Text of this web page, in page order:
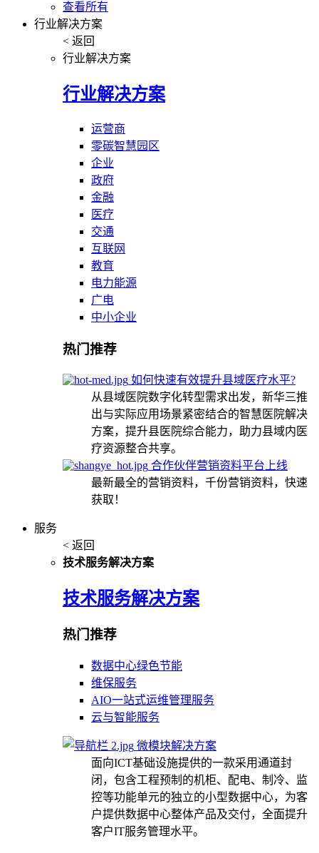
查看所有
行业解决方案
< 返回
行业解决方案
行业解决方案
运营商
零碳智慧园区
企业
政府
金融
医疗
交通
互联网
教育
电力能源
广电
中小企业
热门推荐
如何快速有效提升县域医疗水平?
从县域医院数字化转型需求出发，新华三推
出与实际应用场景紧密结合的智慧医院解决
方案，提升县医院综合能力，助力县域内医
疗资源整合共享。
合作伙伴营销资料平台上线
最新最全的营销资料，千份营销资料，快速
获取！
服务
< 返回
技术服务解决方案
技术服务解决方案
热门推荐
数据中心绿色节能
维保服务
AIO一站式运维管理服务
云与智能服务
微模块解决方案
面向ICT基础设施提供的一款采用通道封
闭，包含工程预制的机柜、配电、制冷、监
控等功能单元的独立的小型数据中心，为客
户提供数据中心整体产品及交付，全面提升
客户IT服务管理水平。